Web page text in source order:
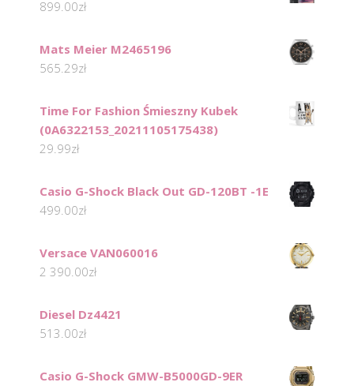
899.00zł
Mats Meier M2465196
565.29zł
Time For Fashion Śmieszny Kubek
(0A6322153_20211105175438)
29.99zł
Casio G-Shock Black Out GD-120BT -1E
499.00zł
Versace VAN060016
2 390.00zł
Diesel Dz4421
513.00zł
Casio G-Shock GMW-B5000GD-9ER